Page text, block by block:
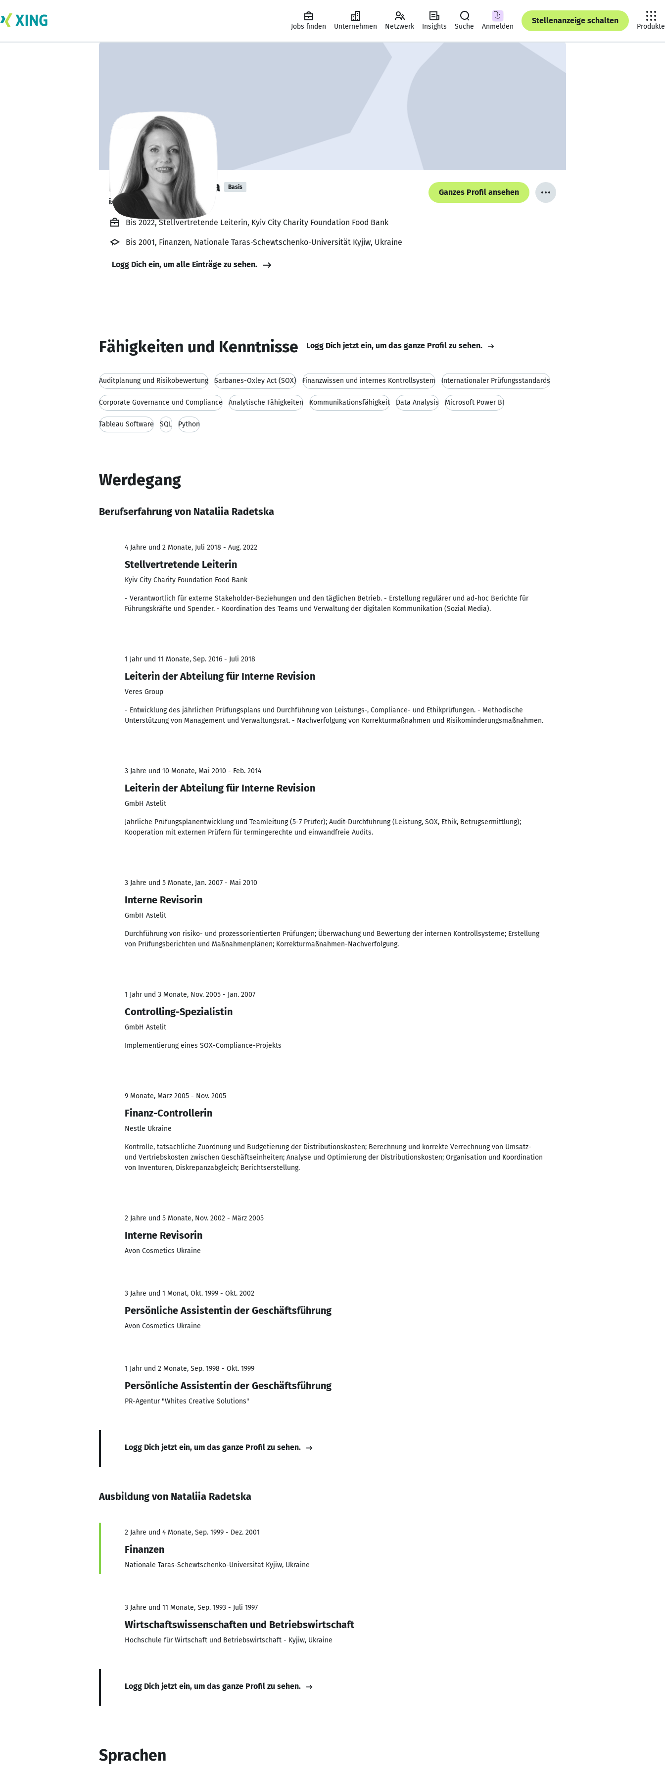
Jobs finden Unternehmen Netzwerk Insights Suche Anmelden
Stellenanzeige schalten
Produkte
Nataliia Radetska Basis
ist offen für Projekte. 🔎
Ganzes Profil ansehen
Bis 2022, Stellvertretende Leiterin, Kyiv City Charity Foundation Food Bank
Bis 2001, Finanzen, Nationale Taras-Schewtschenko-Universität Kyjiw, Ukraine
Logg Dich ein, um alle Einträge zu sehen.
Fähigkeiten und Kenntnisse Logg Dich jetzt ein, um das ganze Profil zu sehen.
Auditplanung und Risikobewertung Sarbanes-Oxley Act (SOX) Finanzwissen und internes Kontrollsystem Internationaler Prüfungsstandards
Corporate Governance und Compliance Analytische Fähigkeiten Kommunikationsfähigkeit Data Analysis Microsoft Power BI
Tableau Software SQL Python
Werdegang
Berufserfahrung von Nataliia Radetska
4 Jahre und 2 Monate, Juli 2018 - Aug. 2022
Stellvertretende Leiterin
Kyiv City Charity Foundation Food Bank
- Verantwortlich für externe Stakeholder-Beziehungen und den täglichen Betrieb. - Erstellung regulärer und ad-hoc Berichte für
Führungskräfte und Spender. - Koordination des Teams und Verwaltung der digitalen Kommunikation (Sozial Media).
1 Jahr und 11 Monate, Sep. 2016 - Juli 2018
Leiterin der Abteilung für Interne Revision
Veres Group
- Entwicklung des jährlichen Prüfungsplans und Durchführung von Leistungs-, Compliance- und Ethikprüfungen. - Methodische
Unterstützung von Management und Verwaltungsrat. - Nachverfolgung von Korrekturmaßnahmen und Risikominderungsmaßnahmen.
3 Jahre und 10 Monate, Mai 2010 - Feb. 2014
Leiterin der Abteilung für Interne Revision
GmbH Astelit
Jährliche Prüfungsplanentwicklung und Teamleitung (5-7 Prüfer); Audit-Durchführung (Leistung, SOX, Ethik, Betrugsermittlung);
Kooperation mit externen Prüfern für termingerechte und einwandfreie Audits.
3 Jahre und 5 Monate, Jan. 2007 - Mai 2010
Interne Revisorin
GmbH Astelit
Durchführung von risiko- und prozessorientierten Prüfungen; Überwachung und Bewertung der internen Kontrollsysteme; Erstellung
von Prüfungsberichten und Maßnahmenplänen; Korrekturmaßnahmen-Nachverfolgung.
1 Jahr und 3 Monate, Nov. 2005 - Jan. 2007
Controlling-Spezialistin
GmbH Astelit
Implementierung eines SOX-Compliance-Projekts
9 Monate, März 2005 - Nov. 2005
Finanz-Controllerin
Nestle Ukraine
Kontrolle, tatsächliche Zuordnung und Budgetierung der Distributionskosten; Berechnung und korrekte Verrechnung von Umsatz-
und Vertriebskosten zwischen Geschäftseinheiten; Analyse und Optimierung der Distributionskosten; Organisation und Koordination
von Inventuren, Diskrepanzabgleich; Berichtserstellung.
2 Jahre und 5 Monate, Nov. 2002 - März 2005
Interne Revisorin
Avon Cosmetics Ukraine
3 Jahre und 1 Monat, Okt. 1999 - Okt. 2002
Persönliche Assistentin der Geschäftsführung
Avon Cosmetics Ukraine
1 Jahr und 2 Monate, Sep. 1998 - Okt. 1999
Persönliche Assistentin der Geschäftsführung
PR-Agentur "Whites Creative Solutions"
Logg Dich jetzt ein, um das ganze Profil zu sehen.
Ausbildung von Nataliia Radetska
2 Jahre und 4 Monate, Sep. 1999 - Dez. 2001
Finanzen
Nationale Taras-Schewtschenko-Universität Kyjiw, Ukraine
3 Jahre und 11 Monate, Sep. 1993 - Juli 1997
Wirtschaftswissenschaften und Betriebswirtschaft
Hochschule für Wirtschaft und Betriebswirtschaft - Kyjiw, Ukraine
Logg Dich jetzt ein, um das ganze Profil zu sehen.
Sprachen